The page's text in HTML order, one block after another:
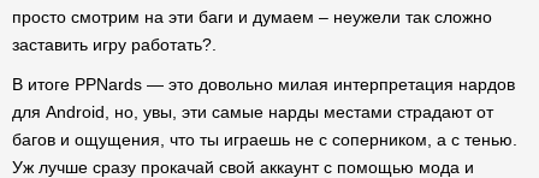
просто смотрим на эти баги и думаем – неужели так сложно
заставить игру работать?.
В итоге PPNards — это довольно милая интерпретация нардов
для Android, но, увы, эти самые нарды местами страдают от
багов и ощущения, что ты играешь не с соперником, а с тенью.
Уж лучше сразу прокачай свой аккаунт с помощью мода и